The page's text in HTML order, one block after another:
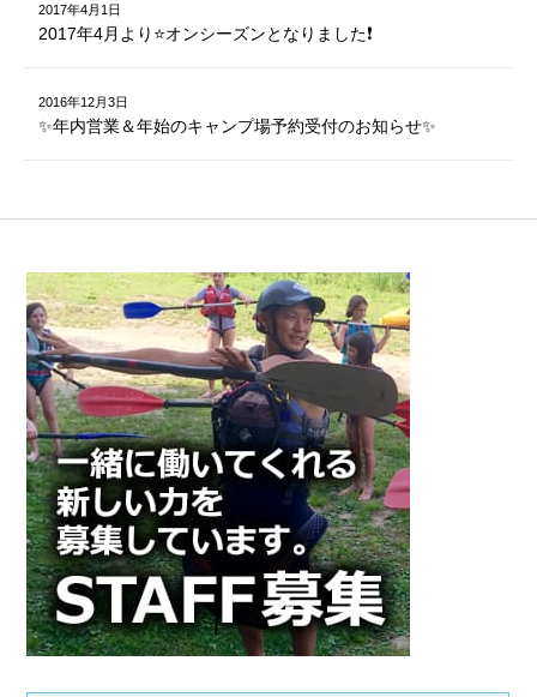
2017年4月1日
2017年4月より⭐️オンシーズンとなりました❗️
2016年12月3日
✨年内営業＆年始のキャンプ場予約受付のお知らせ✨